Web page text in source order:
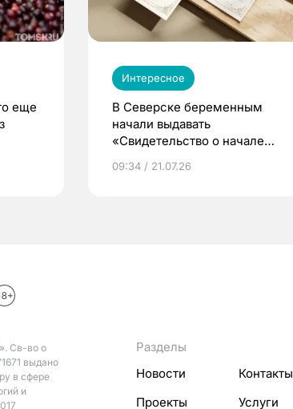
еще
Интересное
В Северске беременным
начали выдавать
«Свидетельство о начале
09:34 / 21.07.26
Св-во о
выдано
в сфере
и
Разделы
Новости
Контакты
Проекты
Услуги